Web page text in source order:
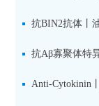
设计方案
抗BIN2抗体丨
究数据特异性
抗Aβ寡聚体特
活细胞实验
Anti-Cytokinin